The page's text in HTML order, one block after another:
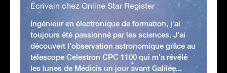
Écrivain chez Online Star Register
Ingénieur en électronique de formation, j’ai
toujours été passionné par les sciences. J'ai
découvert l'observation astronomique grâce au
télescope Celestron CPC 1100 qui m'a révélé
les lunes de Médicis un jour avant Galilée...